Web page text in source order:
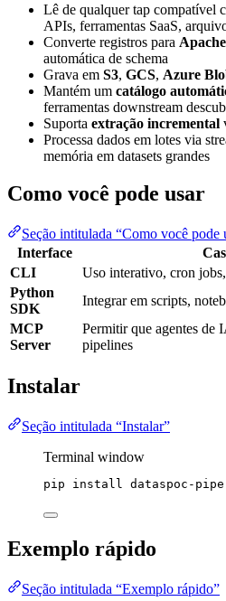
Lê de qualquer tap compatível
APIs, ferramentas SaaS,
Converte registros para
automática de schema
Grava em S3, GCS, Azure
Mantém um catálogo
ferramentas downstream
Suporta extração incremental
Processa dados em lotes via
memória em datasets grandes
Como você pode usar
Seção intitulada “Como você pode
Interface
CLI
Uso interativo, cron
Python
SDK
Integrar em scripts,
MCP
Server
Permitir que agentes de
pipelines
Instalar
Seção intitulada “Instalar”
Terminal window
pip install dataspoc-pipe
Exemplo rápido
Seção intitulada “Exemplo rápido”